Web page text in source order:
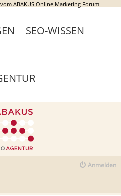
vom ABAKUS Online Marketing Forum
SEO-WISSEN
Anmelden